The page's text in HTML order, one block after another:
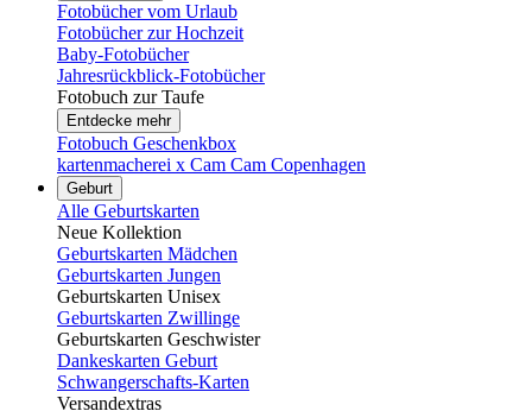
Fotobücher vom Urlaub
Fotobücher zur Hochzeit
Baby-Fotobücher
Jahresrückblick-Fotobücher
Fotobuch zur Taufe
Entdecke mehr
Fotobuch Geschenkbox
kartenmacherei x Cam Cam Copenhagen
Geburt
Alle Geburtskarten
Neue Kollektion
Geburtskarten Mädchen
Geburtskarten Jungen
Geburtskarten Unisex
Geburtskarten Zwillinge
Geburtskarten Geschwister
Dankeskarten Geburt
Schwangerschafts-Karten
Versandextras